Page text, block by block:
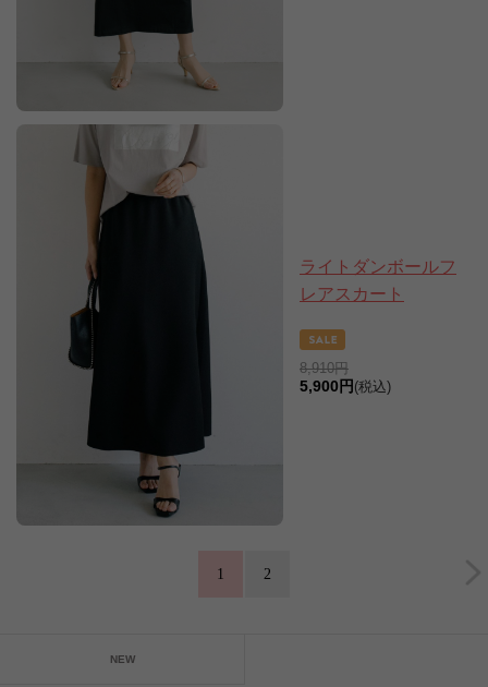
ライトダンボールフ
レアスカート
8,910円
5,900円 (税込)
1 2
NEW